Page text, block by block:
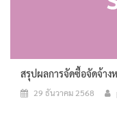
สรุปผลการจัดซื้อจัดจ้าง
29 ธันวาคม 2568